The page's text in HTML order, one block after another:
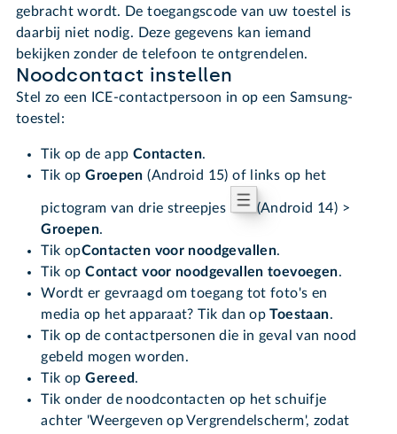
gebracht wordt. De toegangscode van uw toestel is
daarbij niet nodig. Deze gegevens kan iemand
bekijken zonder de telefoon te ontgrendelen.
Noodcontact instellen
Stel zo een ICE-contactpersoon in op een Samsung-
toestel:
Tik op de app Contacten.
Tik opGroepen (Android 15) of links op het
pictogram van drie streepjes
(Android 14) >
Groepen.
Tik opContacten voor noodgevallen.
Tik opContact voor noodgevallen toevoegen.
Wordt er gevraagd om toegang tot foto's en
media op het apparaat? Tik dan opToestaan.
Tik op de contactpersonen die in geval van nood
gebeld mogen worden.
Tik opGereed.
Tik onder de noodcontacten op het schuifje
achter 'Weergeven op Vergrendelscherm', zodat